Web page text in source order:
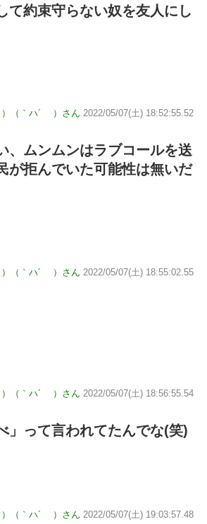
て約束守らない奴を友人にし
）（｀ハ´ ）さん 2022/05/07(土) 18:52:55.52
、ムンムンはラブコールを送
が拒んでいた可能性は無いだ
）（｀ハ´ ）さん 2022/05/07(土) 18:55:02.55
）（｀ハ´ ）さん 2022/05/07(土) 18:56:55.54
」って言われてたんでな(笑)
）（｀ハ´ ）さん 2022/05/07(土) 19:03:57.48